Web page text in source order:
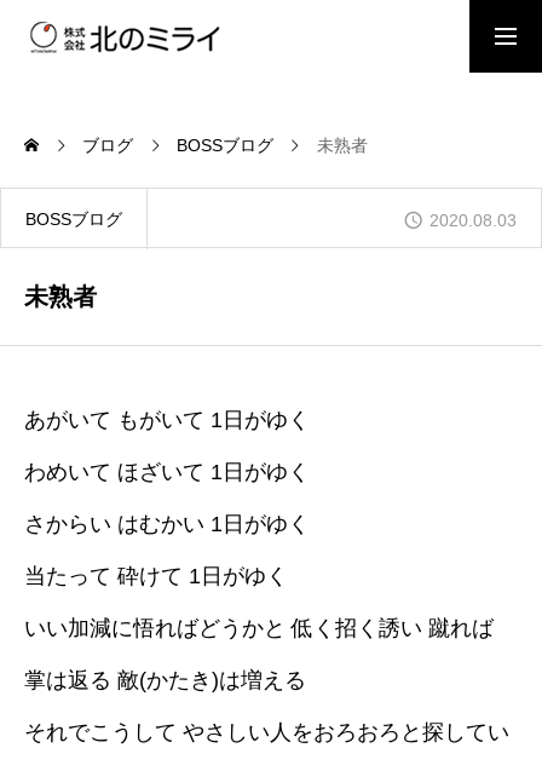
会社概要
事業内容
お問い合わせ
採用情報
ブログ
ブログ BOSSブログ 未熟者
BOSSブログ 2020.08.03
未熟者
あがいて もがいて 1日がゆく
わめいて ほざいて 1日がゆく
さからい はむかい 1日がゆく
当たって 砕けて 1日がゆく
いい加減に悟ればどうかと 低く招く誘い 蹴れば
掌は返る 敵(かたき)は増える
それでこうして やさしい人をおろおろと探してい